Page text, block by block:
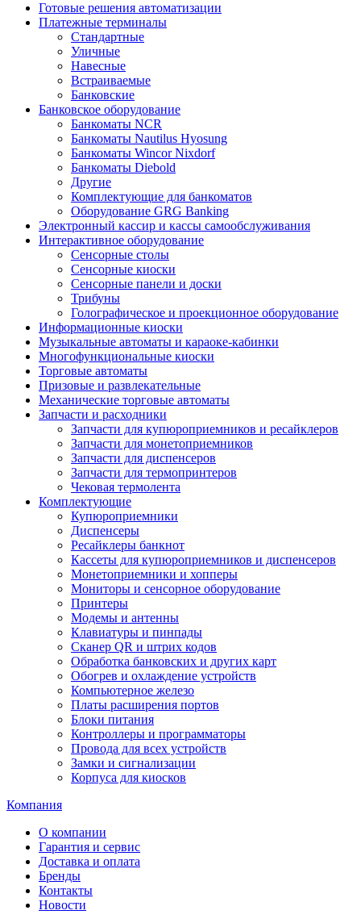
Готовые решения автоматизации
Платежные терминалы
Стандартные
Уличные
Навесные
Встраиваемые
Банковские
Банковское оборудование
Банкоматы NCR
Банкоматы Nautilus Hyosung
Банкоматы Wincor Nixdorf
Банкоматы Diebold
Другие
Комплектующие для банкоматов
Оборудование GRG Banking
Электронный кассир и кассы самообслуживания
Интерактивное оборудование
Сенсорные столы
Сенсорные киоски
Сенсорные панели и доски
Трибуны
Голографическое и проекционное оборудование
Информационные киоски
Музыкальные автоматы и караоке-кабинки
Многофункциональные киоски
Торговые автоматы
Призовые и развлекательные
Механические торговые автоматы
Запчасти и расходники
Запчасти для купюроприемников и ресайклеров
Запчасти для монетоприемников
Запчасти для диспенсеров
Запчасти для термопринтеров
Чековая термолента
Комплектующие
Купюроприемники
Диспенсеры
Ресайклеры банкнот
Кассеты для купюроприемников и диспенсеров
Монетоприемники и хопперы
Мониторы и сенсорное оборудование
Принтеры
Модемы и антенны
Клавиатуры и пинпады
Сканер QR и штрих кодов
Обработка банковских и других карт
Обогрев и охлаждение устройств
Компьютерное железо
Платы расширения портов
Блоки питания
Контроллеры и программаторы
Провода для всех устройств
Замки и сигнализации
Корпуса для киосков
Компания
О компании
Гарантия и сервис
Доставка и оплата
Бренды
Контакты
Новости